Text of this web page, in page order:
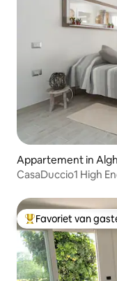
Appartement in
CasaDuccio1 High
Topfavoriet van
Favoriet van